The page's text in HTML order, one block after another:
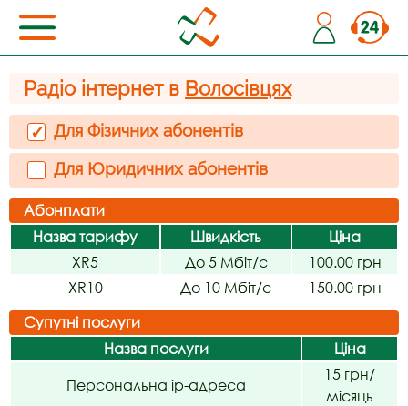
Радіо інтернет в Волосівцях
✓ Для Фізичних абонентів
Для Юридичних абонентів
Абонплати
Назва тарифу
Швидкість
Ціна
XR5
До 5 Мбіт/с
100.00 грн
XR10
До 10 Мбіт/с
150.00 грн
Супутні послуги
Назва послуги
Ціна
Персональна ip-адреса
15 грн/
місяць